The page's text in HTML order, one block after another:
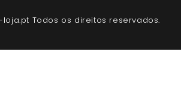
Todos os direitos reservados.